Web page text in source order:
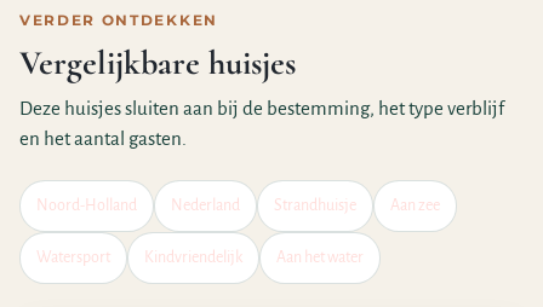
VERDER ONTDEKKEN
Vergelijkbare huisjes
Deze huisjes sluiten aan bij de bestemming, het type verblijf
en het aantal gasten.
Noord-Holland Nederland Strandhuisje Aan zee
Watersport Kindvriendelijk Aan het water